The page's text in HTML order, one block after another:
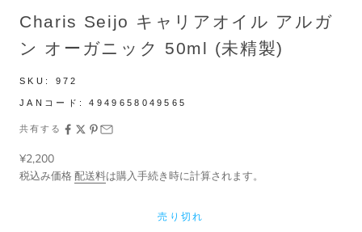
Charis Seijo キャリアオイル アルガ
ン オーガニック 50ml (未精製)
SKU: 972
JANコード:4949658049565
共有する
セール価格
¥2,200
税込み価格配送料は購入手続き時に計算されます。
売り切れ